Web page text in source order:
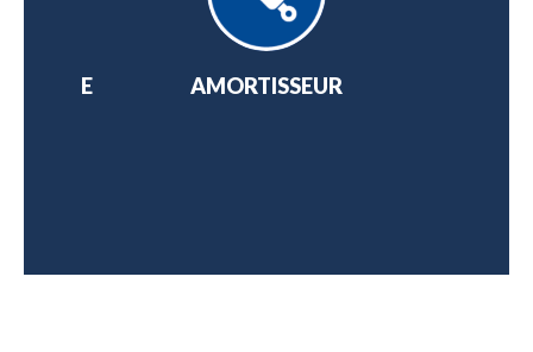
AMORTISSEUR